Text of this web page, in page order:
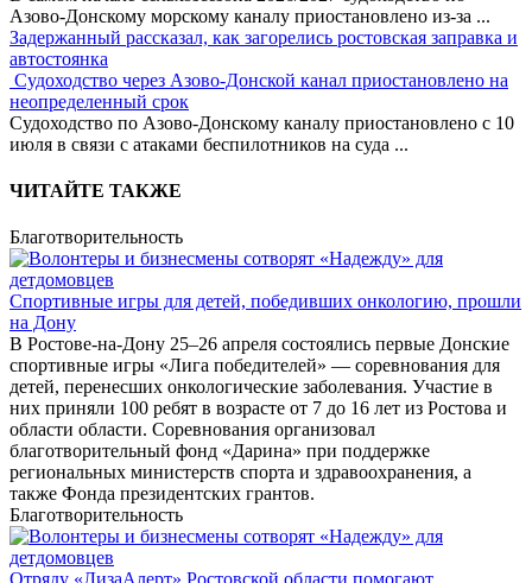
Азово-Донскому морскому каналу приостановлено из-за ...
Задержанный рассказал, как загорелись ростовская заправка и
автостоянка
Судоходство через Азово-Донской канал приостановлено на
неопределенный срок
Судоходство по Азово-Донскому каналу приостановлено с 10
июля в связи с атаками беспилотников на суда ...
ЧИТАЙТЕ ТАКЖЕ
Благотворительность
Спортивные игры для детей, победивших онкологию, прошли
на Дону
В Ростове-на-Дону 25–26 апреля состоялись первые Донские
спортивные игры «Лига победителей» — соревнования для
детей, перенесших онкологические заболевания. Участие в
них приняли 100 ребят в возрасте от 7 до 16 лет из Ростова и
области области. Соревнования организовал
благотворительный фонд «Дарина» при поддержке
региональных министерств спорта и здравоохранения, а
также Фонда президентских грантов.
Благотворительность